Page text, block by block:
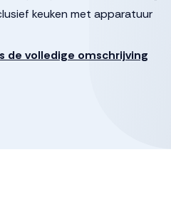
keuken met apparatuur
badkamer
de volledige omschrijving